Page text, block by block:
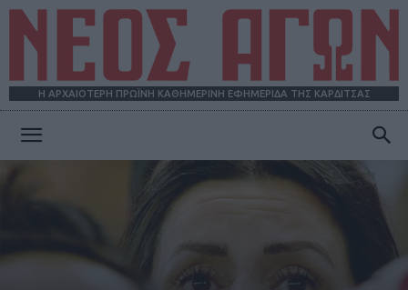
Η ΑΡΧΑΙΟΤΕΡΗ ΠΡΩΪΝΗ ΚΑΘΗΜΕΡΙΝΗ ΕΦΗΜΕΡΙΔΑ ΤΗΣ ΚΑΡΔΙΤΣΑΣ